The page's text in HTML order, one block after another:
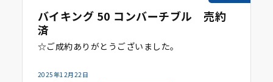
バイキング 50 コンバーチブル 売約
済
☆ご成約ありがとうございました。
2025年12月22日